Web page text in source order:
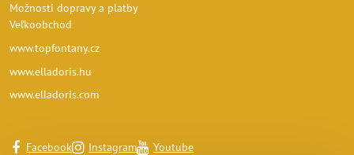
Možnosti dopravy a platby
Veľkoobchod
www.topfontany.cz
www.elladoris.hu
www.elladoris.com
Facebook Instagram Youtube